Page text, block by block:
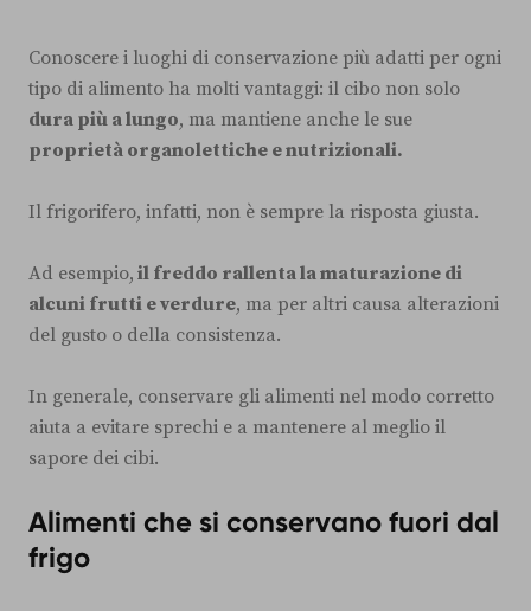
Conoscere i luoghi di conservazione più adatti per ogni
tipo di alimento ha molti vantaggi: il cibo non solo
dura più a lungo, ma mantiene anche le sue
proprietà organolettiche e nutrizionali.
Il frigorifero, infatti, non è sempre la risposta giusta.
Ad esempio, il freddo rallenta la maturazione di
alcuni frutti e verdure, ma per altri causa alterazioni
del gusto o della consistenza.
In generale, conservare gli alimenti nel modo corretto
aiuta a evitare sprechi e a mantenere al meglio il
sapore dei cibi.
Alimenti che si conservano fuori dal
frigo